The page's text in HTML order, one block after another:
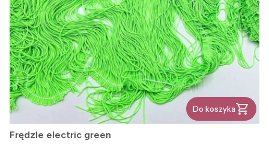
Do koszyka
Frędzle electric green